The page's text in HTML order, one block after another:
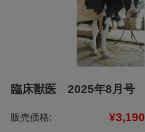
臨床獣医 2025年8月号
販売価格: ¥3,190